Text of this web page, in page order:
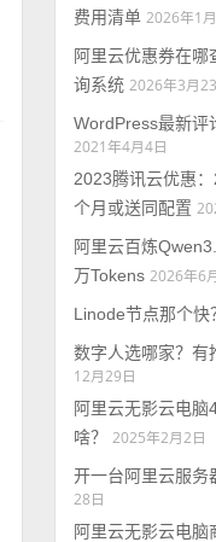
费用清单 2026年1
阿里云优惠券在
询系统 2026年3月
WordPress最新评
2021年4月4日
2023腾讯云优惠
个月或送同配置
阿里云百炼
万Tokens 2026年6
Linode节点那个
数字人选哪家？有
12月29日
阿里云无影云电
啥？
2025年2月2日
开一台阿里云服务
28日
阿里云无影云电脑